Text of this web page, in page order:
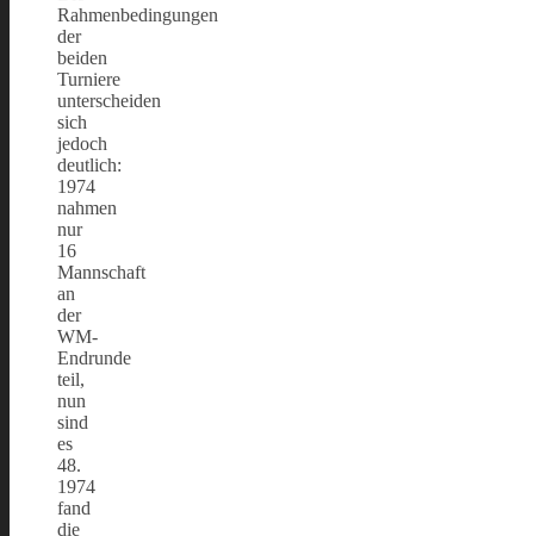
Rahmenbedingungen
der
beiden
Turniere
unterscheiden
sich
jedoch
deutlich:
1974
nahmen
nur
16
Mannschaft
an
der
WM-
Endrunde
teil,
nun
sind
es
48.
1974
fand
die